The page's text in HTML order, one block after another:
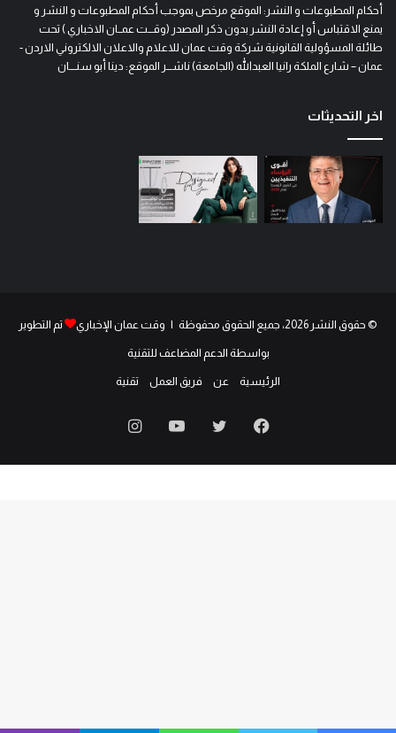
أحكام المطبوعات و النشر: الموقع مرخص بموجب أحكام المطبوعات و النشر و
يمنع الاقتباس أو إعادة النشر بدون ذكر المصدر (وقـــت عمــان الاخباري ) تحت
طائلة المسؤولية القانونية شركة وقت عمان للاعلام والاعلان الالكتروني الاردن -
عمان – شارع الملكة رانيا العبدالله (الجامعة) ناشـــر الموقع: دينا أبو سنــــان
اخر التحديثات
© حقوق النشر 2026، جميع الحقوق محفوظة | وقت عمان الإخباري تم التطوير
بواسطة الدعم المضاعف للتقنية
الرئيسية عن فريق العمل تقنية